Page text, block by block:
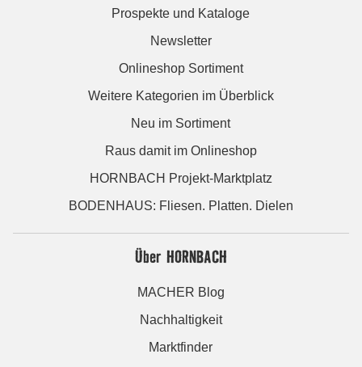
Prospekte und Kataloge
Newsletter
Onlineshop Sortiment
Weitere Kategorien im Überblick
Neu im Sortiment
Raus damit im Onlineshop
HORNBACH Projekt-Marktplatz
BODENHAUS: Fliesen. Platten. Dielen
Über HORNBACH
MACHER Blog
Nachhaltigkeit
Marktfinder